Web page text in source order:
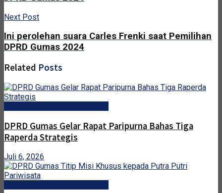
Next Post
Ini perolehan suara Carles Frenki saat Pemilihan
DPRD Gumas 2024
Related Posts
DPRD Gumas Gelar Rapat Paripurna Bahas Tiga
Raperda Strategis
Juli 6, 2026